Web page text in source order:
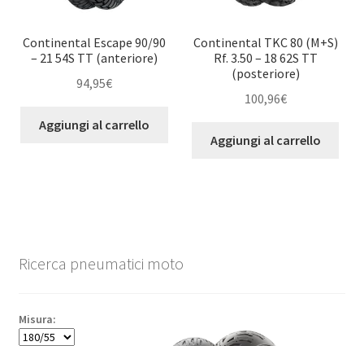
Continental Escape 90/90
– 21 54S TT (anteriore)
94,95€
Aggiungi al carrello
Continental TKC 80 (M+S)
Rf. 3.50 – 18 62S TT
(posteriore)
100,96€
Aggiungi al carrello
Ricerca pneumatici moto
Misura: